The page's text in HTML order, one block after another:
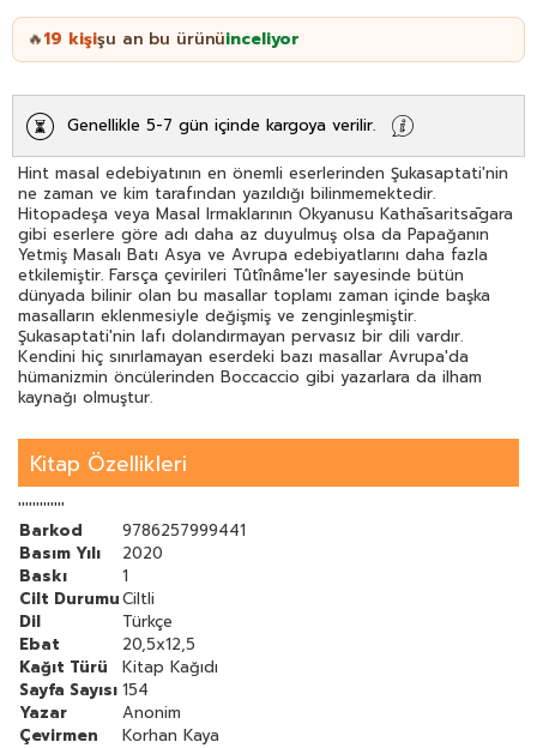
🔥19 kişişu an bu ürünüinceliyor
Genellikle 5-7 gün içinde kargoya verilir.
Hint masal edebiyatının en önemli eserlerinden Şukasaptati'nin
ne zaman ve kim tarafından yazıldığı bilinmemektedir.
Hitopadeşa veya Masal Irmaklarının Okyanusu Kathāsaritsāgara
gibi eserlere göre adı daha az duyulmuş olsa da Papağanın
Yetmiş Masalı Batı Asya ve Avrupa edebiyatlarını daha fazla
etkilemiştir. Farsça çevirileri Tûtînâme'ler sayesinde bütün
dünyada bilinir olan bu masallar toplamı zaman içinde başka
masalların eklenmesiyle değişmiş ve zenginleşmiştir.
Şukasaptati'nin lafı dolandırmayan pervasız bir dili vardır.
Kendini hiç sınırlamayan eserdeki bazı masallar Avrupa'da
hümanizmin öncülerinden Boccaccio gibi yazarlara da ilham
kaynağı olmuştur.
Kitap Özellikleri
'''''''''''''
Barkod
9786257999441
Basım Yılı
2020
Baskı
1
Cilt DurumuCiltli
Dil
Türkçe
Ebat
20,5x12,5
Kağıt Türü
Kitap Kağıdı
Sayfa Sayısı 154
Yazar
Anonim
Çevirmen
Korhan Kaya